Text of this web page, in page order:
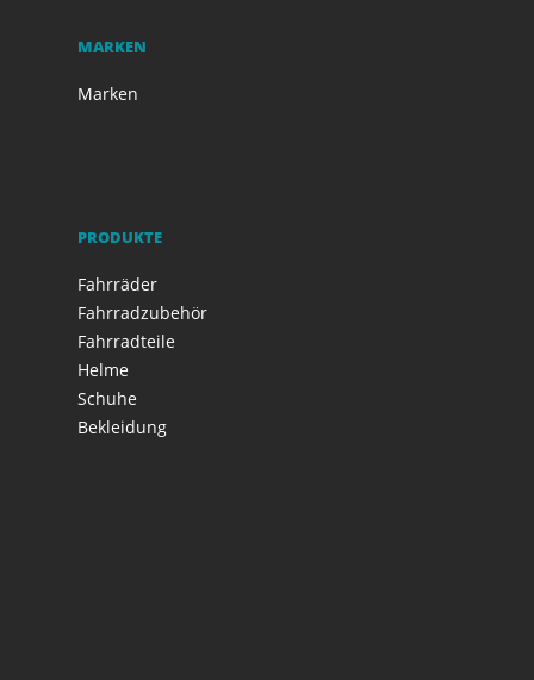
MARKEN
Marken
PRODUKTE
Fahrräder
Fahrradzubehör
Fahrradteile
Helme
Schuhe
Bekleidung